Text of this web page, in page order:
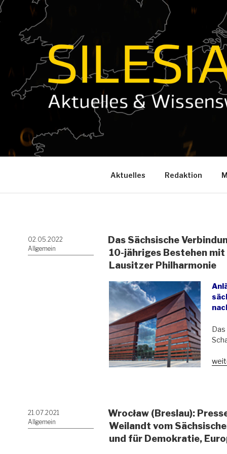
Zum
Inhalt
springen
Aktuelles Redaktion
Veröffentlicht
am
02.05.2022
Allgemein
Das Sächsische
10-jähriges Bestehen
Lausitzer Philharmonie
sein
10-
Veröffentlicht
am
21.07.2021
Allgemein
Wrocław (Breslau):
Weilandt vom
und für Demokratie,